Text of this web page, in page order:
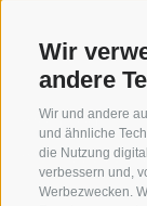
Wir
andere
Wir und andere
und ähnliche
die Nutzung
verbessern und,
Werbezwecken.
Tel:+39 0471
Fax: +39 0471
info@vog.it
info@pec.vog.it